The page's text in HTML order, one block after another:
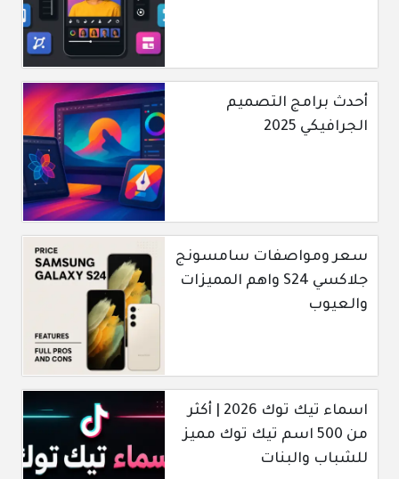
أحدث برامج التصميم
الجرافيكي 2025
سعر ومواصفات سامسونج
جلاكسي S24 واهم المميزات
والعيوب
اسماء تيك توك 2026 | أكثر
من 500 اسم تيك توك مميز
للشباب والبنات